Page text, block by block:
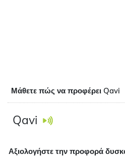
Μάθετε πώς να προφέρει Qavi
Qavi
Αξιολογήστε την προφορά